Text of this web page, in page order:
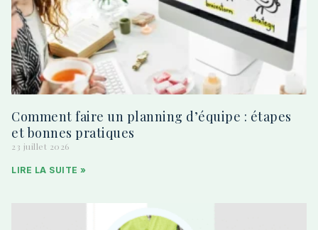
Comment faire un planning d’équipe : étapes
et bonnes pratiques
23 juillet 2026
LIRE LA SUITE »